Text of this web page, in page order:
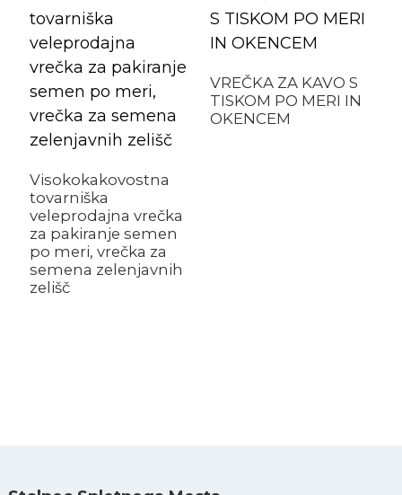
Visokokakovostna
tovarniška
veleprodajna vrečka
za pakiranje semen
po meri, vrečka za
semena zelenjavnih
zelišč
VREČKA ZA KAVO S
TISKOM PO MERI IN
OKENCEM